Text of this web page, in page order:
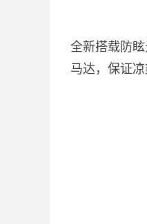
全新搭载防
马达，保证凉